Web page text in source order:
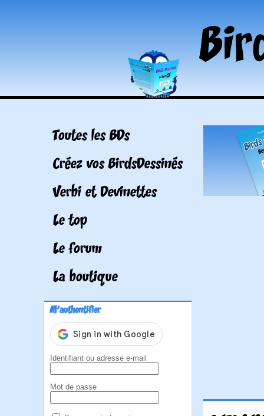
Toutes les BDs
Créez vos BirdsDessinés
Verbi et Devinettes
Le top
Le forum
La boutique
M'authentifier
Identifiant ou adresse e-mail
Mot de passe